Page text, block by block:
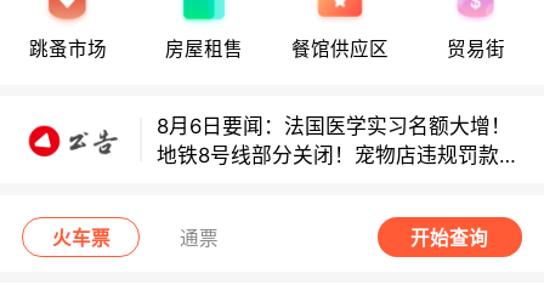
跳蚤市场 房屋租售 餐馆供应区 贸易街
巴黎地铁音乐家海选启动！
地铁8号线部分关闭！宠物店违规罚款出
炉！
火车票 通票 开始查询